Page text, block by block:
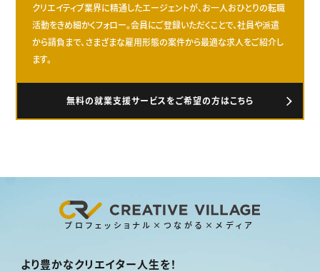
クリエイティブ業界に精通したエージェントが、お一人おひとりの転職
活動をきめ細かくフォロー。会員にご登録いただくことで、社員や派遣
から請負まで、さまざまな雇用形態の案件から最適な求人をご紹介し
ます。
無料の就業支援サービスをご希望の方はこちら
プロフェッショナル×つながる×メディア
より豊かなクリエイター人生を！